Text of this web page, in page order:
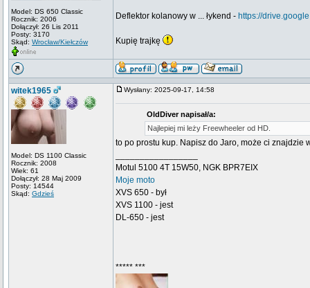
Model: DS 650 Classic
Rocznik: 2006
Dołączył: 26 Lis 2011
Posty: 3170
Skąd: Wrocław/Kiełczów
Deflektor kolanowy w ... łykend - https://
Kupię trajkę
witek1965
Model: DS 1100 Classic
Rocznik: 2008
Wiek: 61
Dołączył: 28 Maj 2009
Posty: 14544
Skąd: Gdzieś
Wysłany: 2025-09-17, 14:58
OldDiver napisał/a:
Najlepiej mi leży Freewheeler od HD.
to po prostu kup. Napisz do Jaro, może ci znajdzie
Motul 5100 4T 15W50, NGK BPR7EIX
Moje moto
XVS 650 - był
XVS 1100 - jest
DL-650 - jest
***** ***